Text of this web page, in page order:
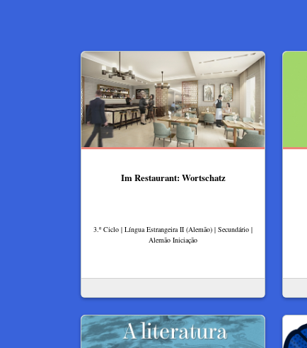
Im Restaurant: Wortschatz
3.º Ciclo | Língua Estrangeira II (Alemão) | Secundário |
Alemão Iniciação